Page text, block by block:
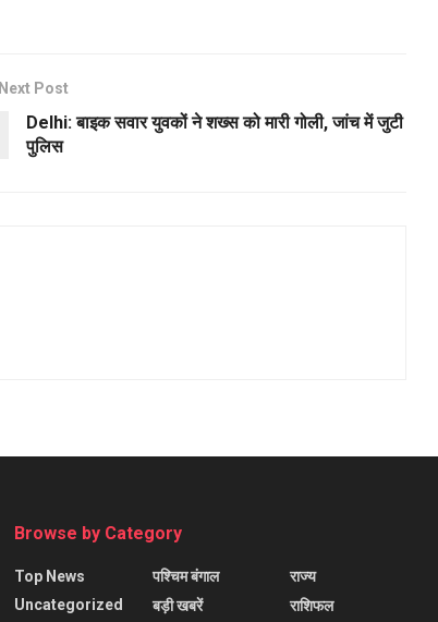
Next Post
Delhi: बाइक सवार युवकों ने शख्स को मारी गोली, जांच में जुटी
पुलिस
Browse by Category
Top News
Uncategorized
पश्चिम बंगाल
बड़ी खबरें
राज्य
राशिफल